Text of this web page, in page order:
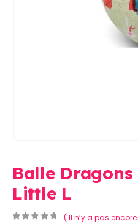
Balle Dragons
Little L
( Il n’y a pas